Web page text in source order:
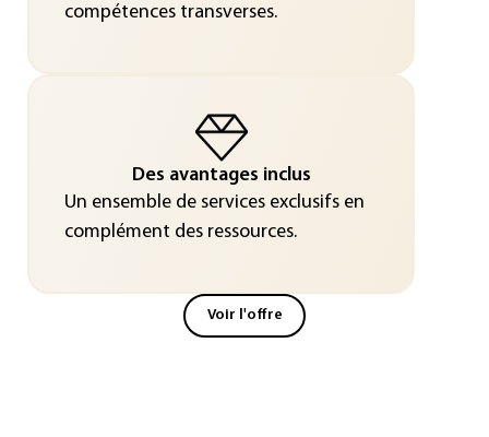
compétences transverses.
Des avantages inclus
Un ensemble de services exclusifs en
complément des ressources.
Voir l'offre